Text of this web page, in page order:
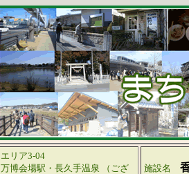
エリア3-04
万博会場駅・長久手温泉 （ござ
施設名